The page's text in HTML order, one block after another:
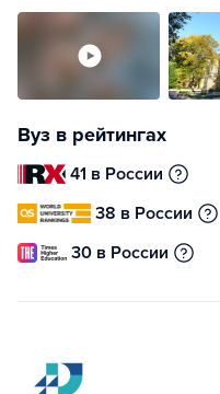
Вуз в рейтингах
41 в России
38 в России
30 в России